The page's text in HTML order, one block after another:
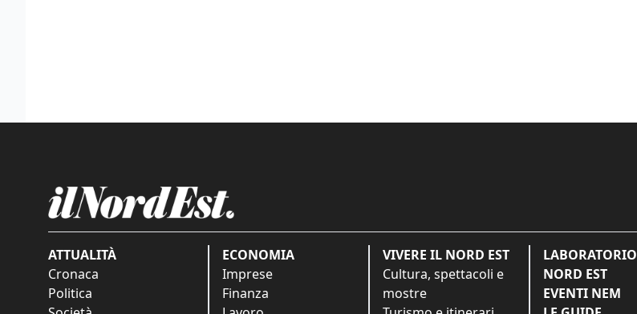
ATTUALITÀ
Cronaca
Politica
ECONOMIA
Imprese
Finanza
VIVERE IL NORD EST
Cultura, spettacoli e
mostre
LABORATORIO
NORD EST
EVENTI NEM